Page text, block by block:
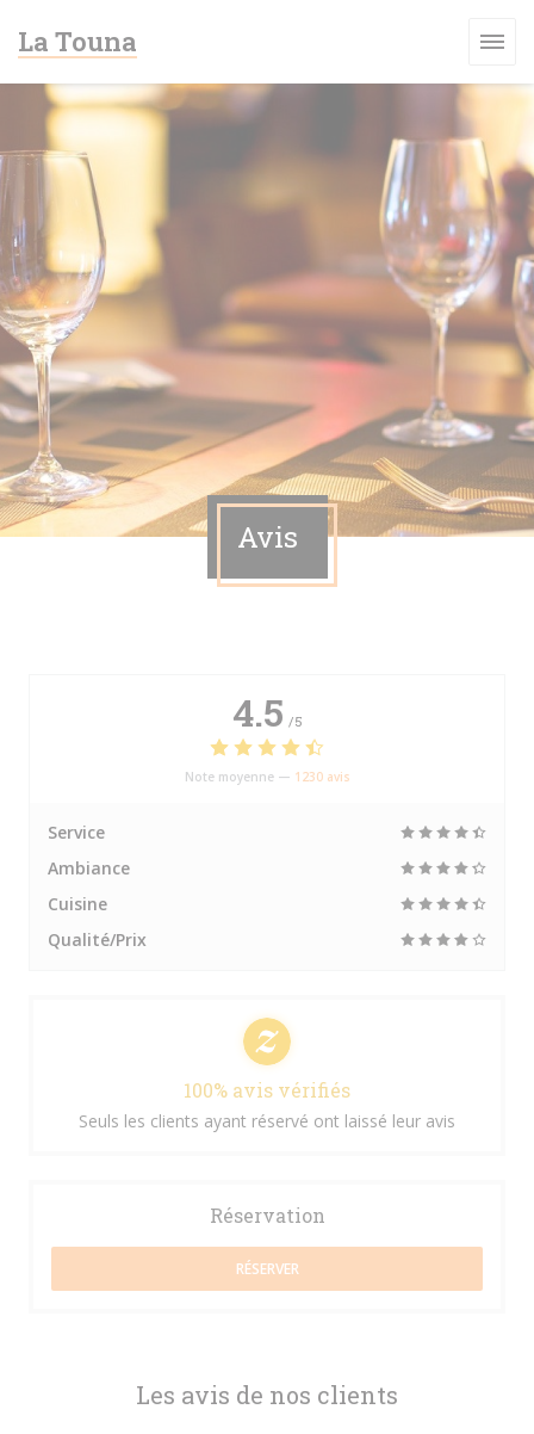
La Touna
Avis
Les avis de nos clients
4.5 /5
Note moyenne — 1230 avis
Service
Ambiance
Cuisine
Qualité/Prix
100% avis vérifiés
Seuls les clients ayant réservé ont laissé leur avis
Réservation
RÉSERVER